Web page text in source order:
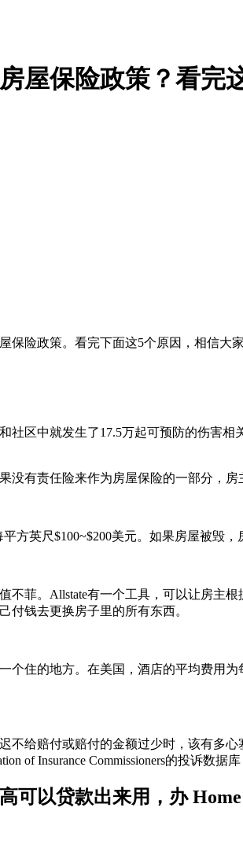
屋保险政策？看完
保险政策。看完下面这5个原因，相信大
社区中就发生了17.5万起可预防的伤害
有责任险来作为房屋保险的一部分，房
方英尺$100~$200美元。如果房屋被毁
不菲。Allstate有一个工具，可以让房主
付钱去更换房子里的所有东西。
个住的地方。在美国，酒店的平均费用
不给赔付或赔付的金额过少时，该有多
of Insurance Commissioners的投诉数据
可以贷款出来用，办